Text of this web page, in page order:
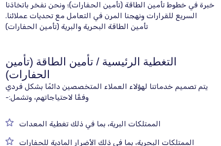
خبرة في خطوط تأمين الطاقة (تأمين الحفارات)؛ ونحن نفخر باتخاذنا
السريع للقرارات ونهجنا المرن في التعامل مع تحديات عملائنا.
تأمين الطاقة البحرية والبرية (تأمين الحفارات)
التغطية الرئيسية / تأمين الطاقة (تأمين
الحفارات)
يتم تصميم خدماتنا لهؤلاء العملاء المتخصصين دائمًا بشكل فردي
وفقًا لاحتياجاتهم، وتشمل:-
الممتلكات البرية، بما في ذلك تغطية المعدات
الممتلكات البحرية، بما في ذلك الأضرار المادية للحفارات